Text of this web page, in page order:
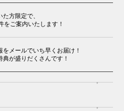
方限定で、
をご案内いたします！
をメールでいち早くお届け！
典が盛りだくさんです！